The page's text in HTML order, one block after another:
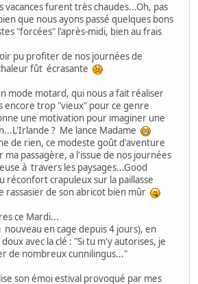
vacances furent très chaudes...Oh, pas
que nous ayons passé quelques bons
"forcées" l'après-midi, bien au frais
pu profiter de nos journées de
fût écrasante
mode motard, qui nous a fait réaliser
encore trop "vieux" pour ce genre
une motivation pour imaginer une
? Me lance Madame
de rien, ce modeste goût d'aventure
passagère, a l'issue de nos journées
à travers les paysages...Good
réconfort crapuleux sur la paillasse
rassasier de son abricot bien mûr
ce Mardi...
nouveau en cage depuis 4 jours), en
avec la clé : "Si tu m'y autorises, je
de nombreux cunnilingus..."
son émoi estival provoqué par mes